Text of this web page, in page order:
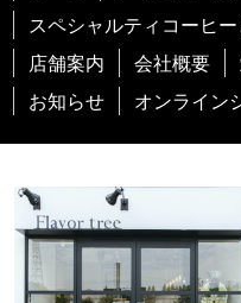
ー
ヒ
で
生
地
と
客
スペシャルティコーヒ
店舗案内
会社概要
お知らせ
オンライン